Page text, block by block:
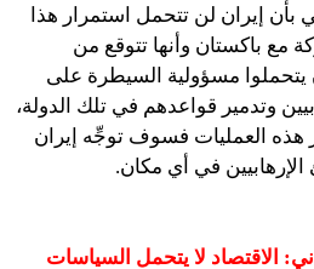
بأن إيران لن تتحمل استمرار هذا
مع باكستان وأنها تتوقع من
يتحملوا مسؤولية السيطرة على
وتدمير قواعدهم في تلك الدولة،
هذه العمليات فسوف توجِّه إيران
في أي مكان.
الاقتصاد لا يتحمل السياسات